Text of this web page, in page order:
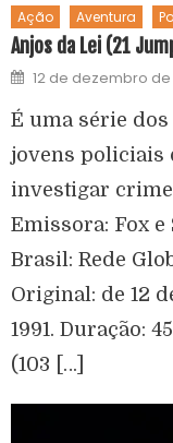
Ação Aventura
Anjos da Lei (21
12 de dezembro de
É uma série
jovens policiais
investigar
Emissora: Fox
Brasil: Rede
Original: de 12
1991. Duração:
(103 […]